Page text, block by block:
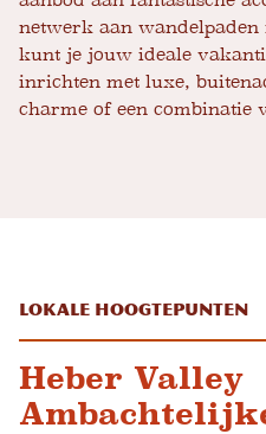
netwerk aan wandelpaden
kunt je jouw ideale
inrichten met luxe,
charme of een combinatie
Lokale hoogtepunten
Heber Valley